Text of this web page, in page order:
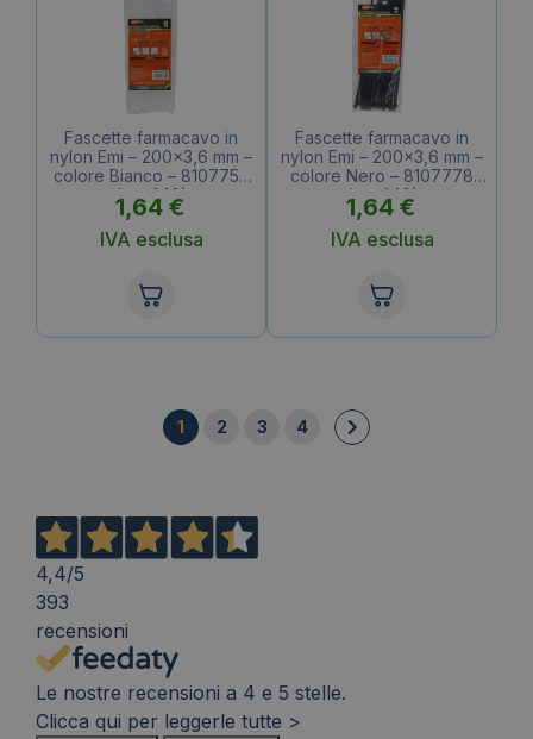
Fascette farmacavo in
nylon Emi – 200×3,6 mm –
colore Bianco – 8107759
(conf.40)
1,64 €
IVA esclusa
Fascette farmacavo in
nylon Emi – 200×3,6 mm –
colore Nero – 8107778
(conf.40)
1,64 €
IVA esclusa
1 2 3 4
4,4/5
393
recensioni
Le nostre recensioni a 4 e 5 stelle.
Clicca qui per leggerle tutte >